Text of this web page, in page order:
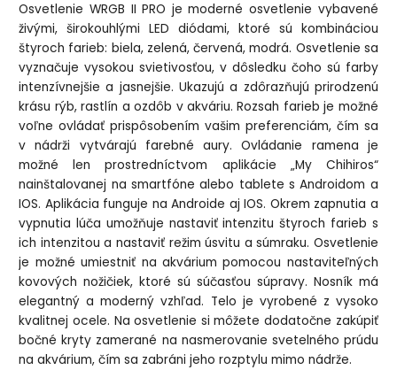
Osvetlenie WRGB II PRO je moderné osvetlenie vybavené
živými, širokouhlými LED diódami, ktoré sú kombináciou
štyroch farieb: biela, zelená, červená, modrá. Osvetlenie sa
vyznačuje vysokou svietivosťou, v dôsledku čoho sú farby
intenzívnejšie a jasnejšie. Ukazujú a zdôrazňujú prirodzenú
krásu rýb, rastlín a ozdôb v akváriu. Rozsah farieb je možné
voľne ovládať prispôsobením vašim preferenciám, čím sa
v nádrži vytvárajú farebné aury. Ovládanie ramena je
možné len prostredníctvom aplikácie „My Chihiros“
nainštalovanej na smartfóne alebo tablete s Androidom a
IOS. Aplikácia funguje na Androide aj IOS. Okrem zapnutia a
vypnutia lúča umožňuje nastaviť intenzitu štyroch farieb s
ich intenzitou a nastaviť režim úsvitu a súmraku. Osvetlenie
je možné umiestniť na akvárium pomocou nastaviteľných
kovových nožičiek, ktoré sú súčasťou súpravy. Nosník má
elegantný a moderný vzhľad. Telo je vyrobené z vysoko
kvalitnej ocele. Na osvetlenie si môžete dodatočne zakúpiť
bočné kryty zamerané na nasmerovanie svetelného prúdu
na akvárium, čím sa zabráni jeho rozptylu mimo nádrže.